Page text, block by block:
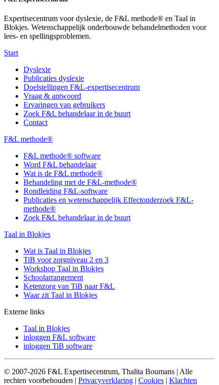
Expertisecentrum voor dyslexie, de F&L methode® en Taal in
Blokjes. Wetenschappelijk onderbouwde behandelmethoden voor
lees- en spellingsproblemen.
Start
Dyslexie
Publicaties dyslexie
Doelstellingen F&L-expertisecentrum
Vraag & antwoord
Ervaringen van gebruikers
Zoek F&L behandelaar in de buurt
Contact
F&L methode®
F&L methode® software
Word F&L behandelaar
Wat is de F&L methode®
Behandeling met de F&L-methode®
Rondleiding F&L-software
Publicaties en wetenschappelijk Effectonderzoek F&L-
methode®
Zoek F&L behandelaar in de buurt
Taal in Blokjes
Wat is Taal in Blokjes
TiB voor zorgniveau 2 en 3
Workshop Taal in Blokjes
Schoolarrangement
Ketenzorg van TiB naar F&L
Waar zit Taal in Blokjes
Externe links
Taal in Blokjes
inloggen F&L software
inloggen TiB software
© 2007-2026 F&L Expertisecentrum, Thalita Boumans | Alle
rechten voorbehouden | Privacyverklaring | Cookies | Klachten